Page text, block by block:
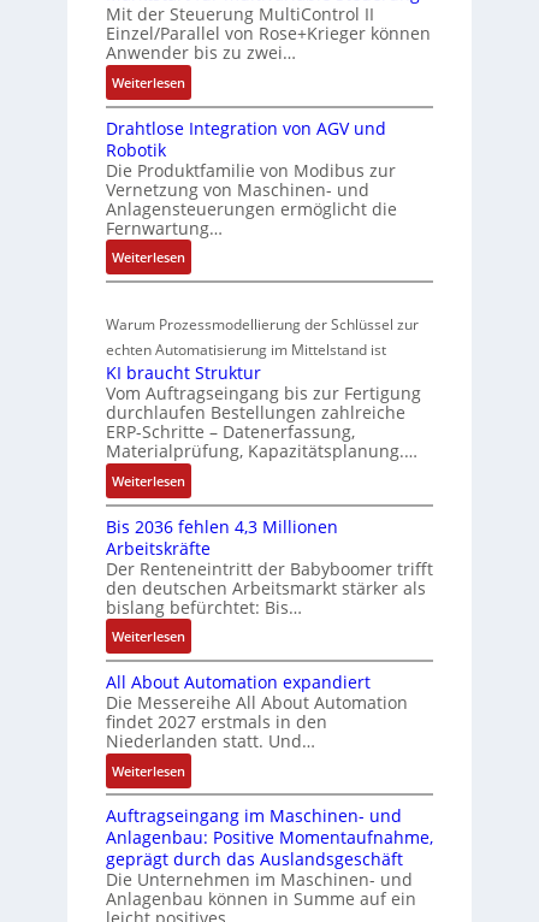
d
Z
u
t
a
n
d
s
r
a
c
h
u
e
r
t
o
s
t
i
s
e
s
s
u
n
g
n
d
Z
u
s
a
n
d
s
b
e
r
w
a
s
o
r
-
I
n
e
g
r
t
o
i
n
F
a
n
u
c
C
N
C
-
S
y
s
t
e
m
e
6
2
4
4
3
-
e
r
t
f
r
u
n
g
b
e
s
t
ä
t
i
g
t
R
e
i
f
e
g
r
a
d
M
L
Mit der Steuerung MultiControl II
Einzel/Parallel von Rose+Krieger können
Anwender bis zu zwei…
Weiterlesen:
M
a
k
t
s
t
a
r
f
ü
r
m
u
l
v
a
r
i
a
b
l
e
S
t
e
u
e
r
u
n
g
Drahtlose Integration von AGV und
Robotik
Die Produktfamilie von Modibus zur
Vernetzung von Maschinen- und
Anlagensteuerungen ermöglicht die
Fernwartung…
Weiterlesen:
D
a
h
t
l
o
s
e
I
n
t
e
g
r
a
t
i
o
n
v
o
n
A
G
u
n
Warum Prozessmodellierung der Schlüssel zur
echten Automatisierung im Mittelstand ist
KI braucht Struktur
Vom Auftragseingang bis zur Fertigung
durchlaufen Bestellungen zahlreiche
ERP-Schritte – Datenerfassung,
Materialprüfung, Kapazitätsplanung.…
Weiterlesen:
K
I
b
r
a
u
c
h
t
S
t
r
u
k
t
u
r
Bis 2036 fehlen 4,3 Millionen
Arbeitskräfte
Der Renteneintritt der Babyboomer trifft
den deutschen Arbeitsmarkt stärker als
bislang befürchtet: Bis…
Weiterlesen:
B
i
s
2
0
3
6
f
e
h
l
e
All About Automation expandiert
Die Messereihe All About Automation
findet 2027 erstmals in den
Niederlanden statt. Und…
Weiterlesen:
A
l
l
A
b
o
Auftragseingang im Maschinen- und
Anlagenbau: Positive Momentaufnahme,
geprägt durch das Auslandsgeschäft
Die Unternehmen im Maschinen- und
Anlagenbau können in Summe auf ein